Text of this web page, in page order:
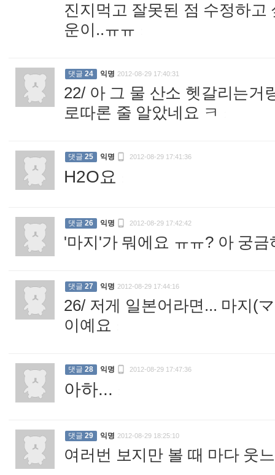
진지먹고 잘못된 점 수정하
운이..ㅠㅠ
댓글 24 익명 2012-08-29 17:40:31
22/ 아 그 물 산소 헷갈리는거
로따론 줄 알았네요 ㅋ
댓글 25 익명  2012-08-29 17:41:36
H2O요
댓글 26 익명  2012-08-29 17:42:42
'마지'가 뭐에요 ㅠㅠ? 아 궁
댓글 27 익명 2012-08-29 17:44:16
26/ 저게 일본어라면... 마지(
이예요
댓글 28 익명  2012-08-29 17:47:36
아하...
댓글 29 익명 2012-08-29 18:25:10
여러번 보지만 볼 때 마다 웃